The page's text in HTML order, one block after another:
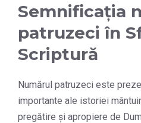
Semnificația
patruzeci în
Scriptură
Numărul patruzeci este
importante ale istoriei
pregătire și apropiere de